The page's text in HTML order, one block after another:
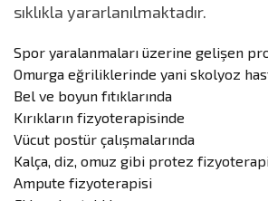
sıklıkla yararlanılmaktadır.
Spor yaralanmaları üzerine gelişen
Omurga eğriliklerinde yani skolyoz
Bel ve boyun fıtıklarında
Kırıkların fizyoterapisinde
Vücut postür çalışmalarında
Kalça, diz, omuz gibi protez
Ampute fizyoterapisi